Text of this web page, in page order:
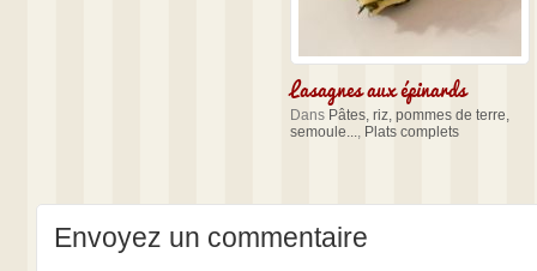
Lasagnes aux épinards
Dans Pâtes, riz, pommes de terre,
semoule..., Plats complets
Envoyez un commentaire